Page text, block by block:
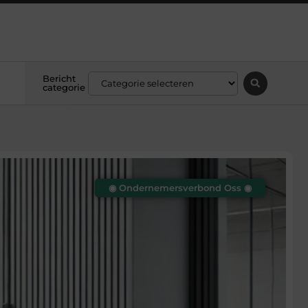
Bericht
categorie
◉ Ondernemersverbond Oss ◉